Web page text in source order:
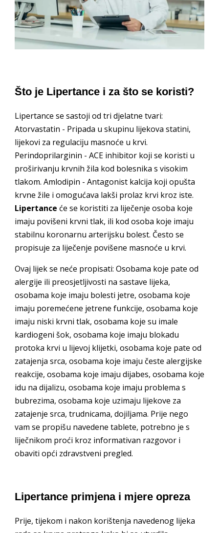
Što je Lipertance i za što se koristi?
Lipertance se sastoji od tri djelatne tvari:
Atorvastatin - Pripada u skupinu lijekova statini,
lijekovi za regulaciju masnoće u krvi.
Perindoprilarginin - ACE inhibitor koji se koristi u
proširivanju krvnih žila kod bolesnika s visokim
tlakom. Amlodipin - Antagonist kalcija koji opušta
krvne žile i omogućava lakši prolaz krvi kroz iste.
Lipertance će se koristiti za liječenje osoba koje
imaju povišeni krvni tlak, ili kod osoba koje imaju
stabilnu koronarnu arterijsku bolest. Često se
propisuje za liječenje povišene masnoće u krvi.
Ovaj lijek se neće propisati: Osobama koje pate od
alergije ili preosjetljivosti na sastave lijeka,
osobama koje imaju bolesti jetre, osobama koje
imaju poremećene jetrene funkcije, osobama koje
imaju niski krvni tlak, osobama koje su imale
kardiogeni šok, osobama koje imaju blokadu
protoka krvi u lijevoj klijetki, osobama koje pate od
zatajenja srca, osobama koje imaju česte alergijske
reakcije, osobama koje imaju dijabes, osobama koje
idu na dijalizu, osobama koje imaju problema s
bubrezima, osobama koje uzimaju lijekove za
zatajenje srca, trudnicama, dojiljama. Prije nego
vam se propišu navedene tablete, potrebno je s
liječnikom proći kroz informativan razgovor i
obaviti opći zdravstveni pregled.
Lipertance primjena i mjere opreza
Prije, tijekom i nakon korištenja navedenog lijeka